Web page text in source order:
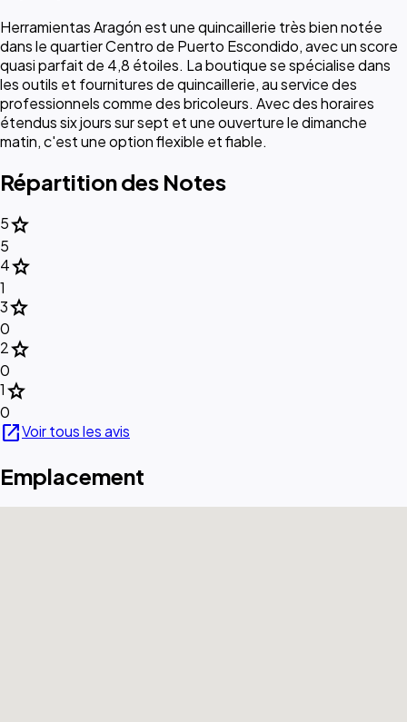
Herramientas Aragón est une quincaillerie très bien notée
dans le quartier Centro de Puerto Escondido, avec un score
quasi parfait de 4,8 étoiles. La boutique se spécialise dans
les outils et fournitures de quincaillerie, au service des
professionnels comme des bricoleurs. Avec des horaires
étendus six jours sur sept et une ouverture le dimanche
matin, c'est une option flexible et fiable.
Répartition des Notes
5star
5
4star
1
3star
0
2star
0
1star
0
open_in_newVoir tous les avis
Emplacement